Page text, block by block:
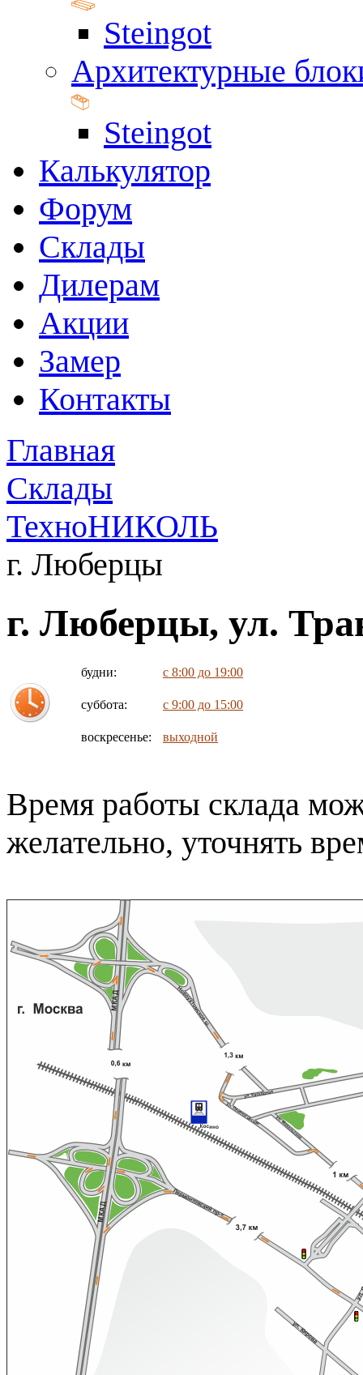
Steingot
Архитектурные
Steingot
Калькулятор
Форум
Склады
Дилерам
Акции
Замер
Контакты
Главная
Склады
ТехноНИКОЛЬ
г. Люберцы
г. Люберцы, ул.
будни: с 8:00 до 19:00
суббота: с 9:00 до 15:00
воскресенье: выходной
Время работы склада
желательно, уточнять